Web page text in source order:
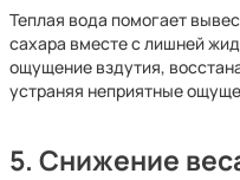
Теплая вода помогает
сахара вместе с лишней
ощущение вздутия,
устраняя неприятные
5. Снижение